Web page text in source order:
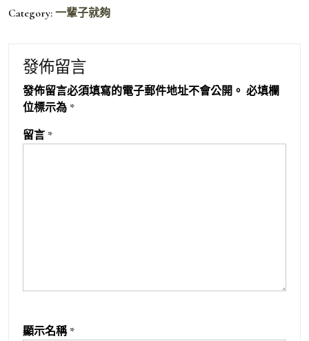
Category: 一輩子就夠
發佈留言
發佈留言必須填寫的電子郵件地址不會公開。 必填欄
位標示為 *
留言 *
顯示名稱 *